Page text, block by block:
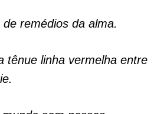
remédios da alma.
tênue linha vermelha entre